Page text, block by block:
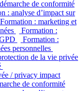
de conformité
: analyse d’impact sur
Formation : marketing et
Formation :
Formation :
personnelles
de la vie privée
/ privacy impact
de conformité